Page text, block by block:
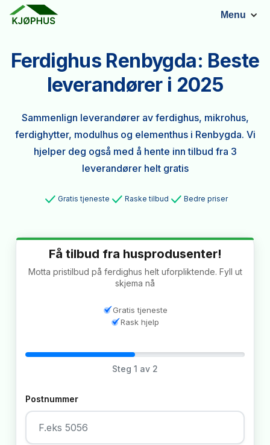
Menu
Ferdighus Renbygda: Beste
leverandører i 2025
Sammenlign leverandører av ferdighus, mikrohus,
ferdighytter, modulhus og elementhus i Renbygda. Vi
hjelper deg også med å hente inn tilbud fra 3
leverandører helt gratis
Gratis tjeneste Raske tilbud Bedre priser
Få tilbud fra husprodusenter!
Motta pristilbud på ferdighus helt uforpliktende. Fyll ut
skjema nå
Gratis tjeneste
Rask hjelp
Steg 1 av 2
Postnummer